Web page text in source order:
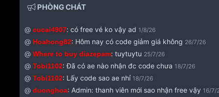
PHÒNG CHÁT
@ cucai4907: có free vé ko vậy ad 1/8/26
@ Hoahong82: Hôm nay có code giảm giá không 26/7/26
@ Where to buy diazepam: tuytuytu 25/7/26
@ Tobi1102:Đã có ae nào nhận đc code chưa 18/7/26
@ Tobi1102: Lấy code sao ae nhỉ 18/7/26
@ duonghoa: Admin: thanh viên mới sao nhận free vậy 16/7/